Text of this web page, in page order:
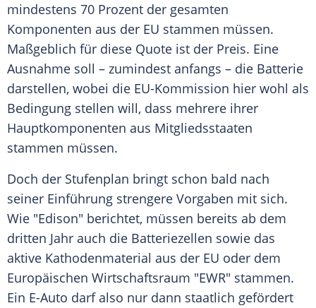
mindestens 70 Prozent der gesamten
Komponenten aus der EU stammen müssen.
Maßgeblich für diese Quote ist der Preis. Eine
Ausnahme soll – zumindest anfangs – die Batterie
darstellen, wobei die EU-Kommission hier wohl als
Bedingung stellen will, dass mehrere ihrer
Hauptkomponenten aus Mitgliedsstaaten
stammen müssen.
Doch der Stufenplan bringt schon bald nach
seiner Einführung strengere Vorgaben mit sich.
Wie "Edison" berichtet, müssen bereits ab dem
dritten Jahr auch die Batteriezellen sowie das
aktive Kathodenmaterial aus der EU oder dem
Europäischen Wirtschaftsraum "EWR" stammen.
Ein E-Auto darf also nur dann staatlich gefördert